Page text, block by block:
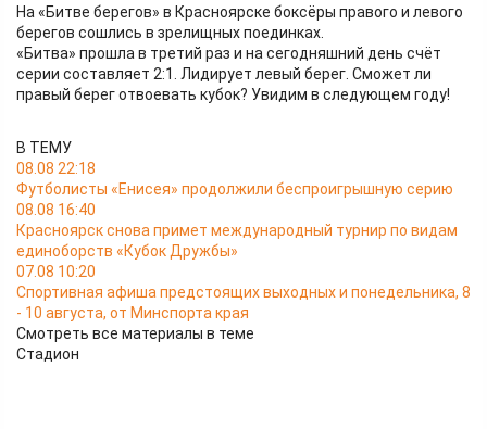
На «Битве берегов» в Красноярске боксёры правого и левого
берегов сошлись в зрелищных поединках.
«Битва» прошла в третий раз и на сегодняшний день счёт
серии составляет 2:1. Лидирует левый берег. Сможет ли
правый берег отвоевать кубок? Увидим в следующем году!
В ТЕМУ
08.08 22:18
Футболисты «Енисея» продолжили беспроигрышную серию
08.08 16:40
Красноярск снова примет международный турнир по видам
единоборств «Кубок Дружбы»
07.08 10:20
Спортивная афиша предстоящих выходных и понедельника, 8
- 10 августа, от Минспорта края
Смотреть все материалы в теме
Стадион